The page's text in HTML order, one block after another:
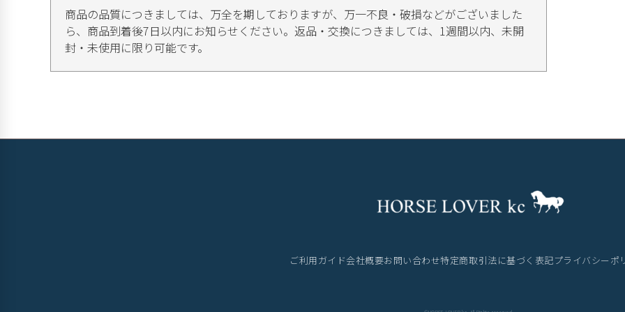
商品の品質につきましては、万全を期しておりますが、万一不良・破損などがございました
ら、商品到着後7日以内にお知らせください。返品・交換につきましては、1週間以内、未開
封・未使用に限り可能です。
ご利用ガイド会社概要お問い合わせ特定商取引法に基づく表記プライバシーポ